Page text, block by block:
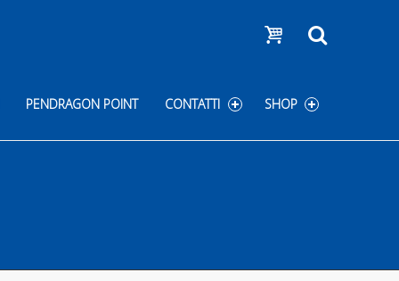
Show cart
PENDRAGON POINT CONTATTI SHOP